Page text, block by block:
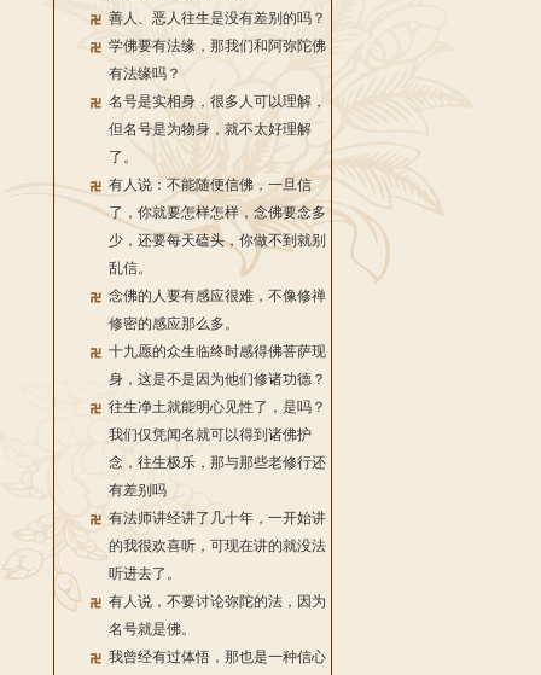
善人、恶人往生是没有差别的吗？
学佛要有法缘，那我们和阿弥陀佛
有法缘吗？
名号是实相身，很多人可以理解，
但名号是为物身，就不太好理解
了。
有人说：不能随便信佛，一旦信
了，你就要怎样怎样，念佛要念多
少，还要每天磕头，你做不到就别
乱信。
念佛的人要有感应很难，不像修禅
修密的感应那么多。
十九愿的众生临终时感得佛菩萨现
身，这是不是因为他们修诸功德？
往生净土就能明心见性了，是吗？
我们仅凭闻名就可以得到诸佛护
念，往生极乐，那与那些老修行还
有差别吗
有法师讲经讲了几十年，一开始讲
的我很欢喜听，可现在讲的就没法
听进去了。
有人说，不要讨论弥陀的法，因为
名号就是佛。
我曾经有过体悟，那也是一种信心